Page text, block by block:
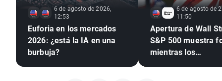
6 de agosto de 2026,
12:53
Euforia en los mercados
2026: ¿está la IA en una
burbuja?
6 de agosto de
11:50
Apertura de Wall
S&P 500 muestra
mientras los